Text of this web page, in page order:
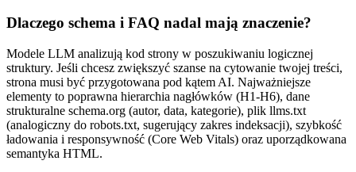
Dlaczego schema i FAQ nadal mają znaczenie?
Modele LLM analizują kod strony w poszukiwaniu logicznej
struktury. Jeśli chcesz zwiększyć szanse na cytowanie twojej treści,
strona musi być przygotowana pod kątem AI. Najważniejsze
elementy to poprawna hierarchia nagłówków (H1-H6), dane
strukturalne schema.org (autor, data, kategorie), plik llms.txt
(analogiczny do robots.txt, sugerujący zakres indeksacji), szybkość
ładowania i responsywność (Core Web Vitals) oraz uporządkowana
semantyka HTML.